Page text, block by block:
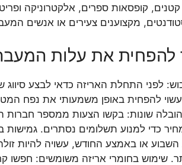
קופסאות ספרים, אלקטרוניקה
מקצוענים צעירים או אנשים
להפחית את עלות
לפני התחלת האריזה כדאי לבצע
עשוי להפחית באופן משמעותי את נפח
שונות: בקשו הצעות ממספר חברות
כדי למנוע תשלומים נסתרים.
או באמצע החודש, עשויה להיות
שימוש בחומרי אריזה משומשים: חפשו